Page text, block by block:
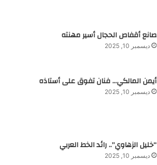
صانع أقفاص الحجال أسير مهنته
ديسمبر 10, 2025
أيمن المالكي… فنان تفوق على أستاذه
ديسمبر 10, 2025
“خليل الزهاوي”.. رائد الخط العربي
ديسمبر 10, 2025